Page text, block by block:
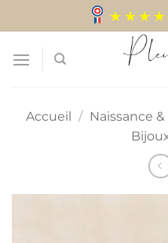
au
contenu
Accueil / Naissance